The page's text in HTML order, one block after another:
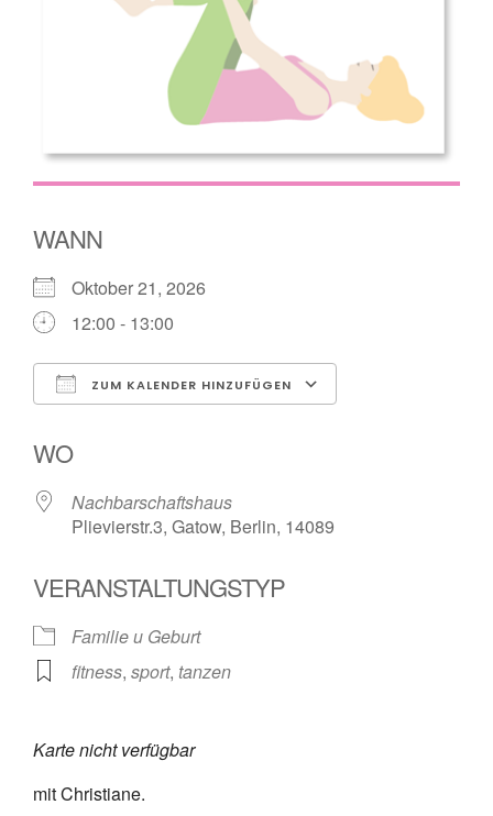
WANN
Oktober 21, 2026
12:00 - 13:00
ZUM KALENDER HINZUFÜGEN
WO
Nachbarschaftshaus
Plievierstr.3, Gatow, Berlin, 14089
VERANSTALTUNGSTYP
Familie u Geburt
fitness, sport, tanzen
Karte nicht verfügbar
mit Christiane.